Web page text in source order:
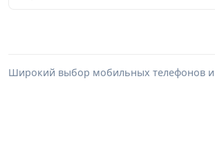
Широкий выбор мобильных телефонов и